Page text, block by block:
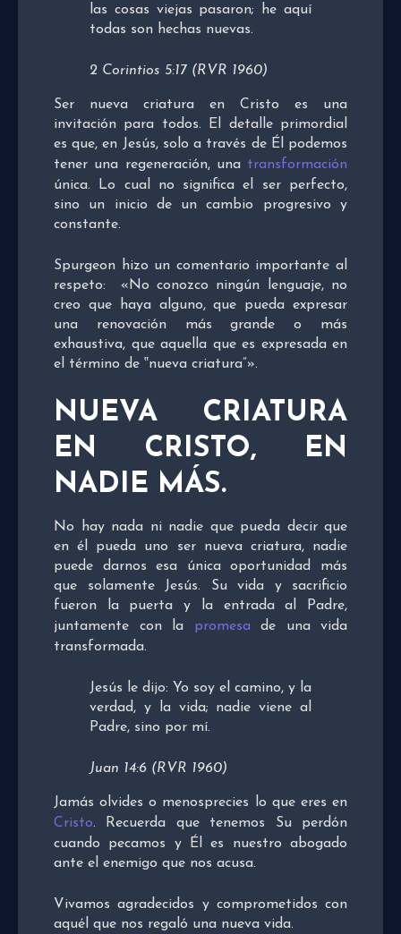
las cosas viejas pasaron; he aquí
todas son hechas nuevas.
2 Corintios 5:17 (RVR 1960)
Ser nueva criatura en Cristo es una
invitación para todos. El detalle primordial
es que, en Jesús, solo a través de Él podemos
tener una regeneración, una transformación
única. Lo cual no significa el ser perfecto,
sino un inicio de un cambio progresivo y
constante.
Spurgeon hizo un comentario importante al
respeto: «No conozco ningún lenguaje, no
creo que haya alguno, que pueda expresar
una renovación más grande o más
exhaustiva, que aquella que es expresada en
el término de ‟nueva criatura”».
NUEVA CRIATURA
EN CRISTO, EN
NADIE MÁS.
No hay nada ni nadie que pueda decir que
en él pueda uno ser nueva criatura, nadie
puede darnos esa única oportunidad más
que solamente Jesús. Su vida y sacrificio
fueron la puerta y la entrada al Padre,
juntamente con la promesa de una vida
transformada.
Jesús le dijo: Yo soy el camino, y la
verdad, y la vida; nadie viene al
Padre, sino por mí.
Juan 14:6 (RVR 1960)
Jamás olvides o menosprecies lo que eres en
Cristo. Recuerda que tenemos Su perdón
cuando pecamos y Él es nuestro abogado
ante el enemigo que nos acusa.
Vivamos agradecidos y comprometidos con
aquél que nos regaló una nueva vida.